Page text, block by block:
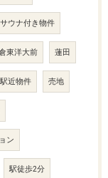
サウナ付き物件
東洋大前 蓮田
駅近物件 売地
ン
駅徒歩2分